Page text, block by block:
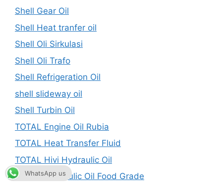
Shell Gear Oil
Shell Heat tranfer oil
Shell Oli Sirkulasi
Shell Oli Trafo
Shell Refrigeration Oil
shell slideway oil
Shell Turbin Oil
TOTAL Engine Oil Rubia
TOTAL Heat Transfer Fluid
TOTAL Hivi Hydraulic Oil
TOTAL Hydraulic Oil Food Grade
WhatsApp us